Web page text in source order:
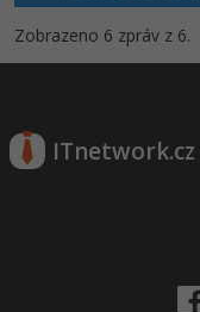
Zobrazeno 6 zpráv z 6.
ITnetwork.cz